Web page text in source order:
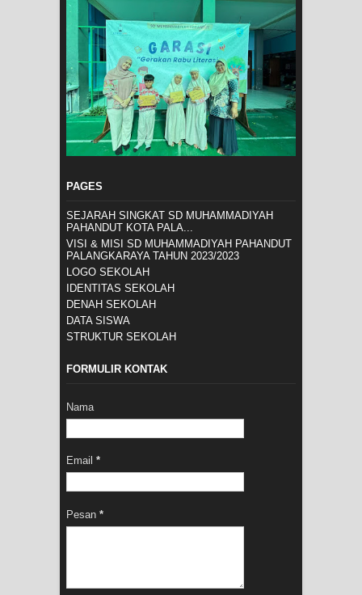
PAGES
SEJARAH SINGKAT SD MUHAMMADIYAH
PAHANDUT KOTA PALA...
VISI & MISI SD MUHAMMADIYAH PAHANDUT
PALANGKARAYA TAHUN 2023/2023
LOGO SEKOLAH
IDENTITAS SEKOLAH
DENAH SEKOLAH
DATA SISWA
STRUKTUR SEKOLAH
FORMULIR KONTAK
Nama
Email *
Pesan *